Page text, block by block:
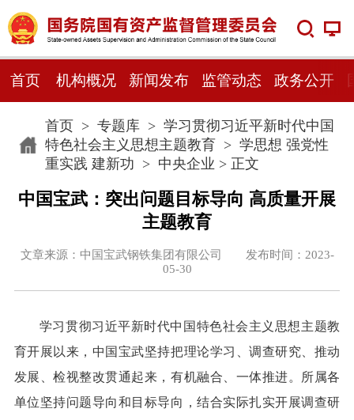
首页 机构概况 新闻发布 监管动态 政务公开
首页> 专题库> 学习贯彻习近平新时代中国
特色社会主义思想主题教育> 学思想 强党性
重实践 建新功 > 中央企业 > 正文
中国宝武：突出问题目标导向 高质量开展
主题教育
文章来源：中国宝武钢铁集团有限公司 发布时间：2023-
05-30
学习贯彻习近平新时代中国特色社会主义思想主题教
育开展以来，中国宝武坚持把理论学习、调查研究、推动
发展、检视整改贯通起来，有机融合、一体推进。所属各
单位坚持问题导向和目标导向，结合实际扎实开展调查研